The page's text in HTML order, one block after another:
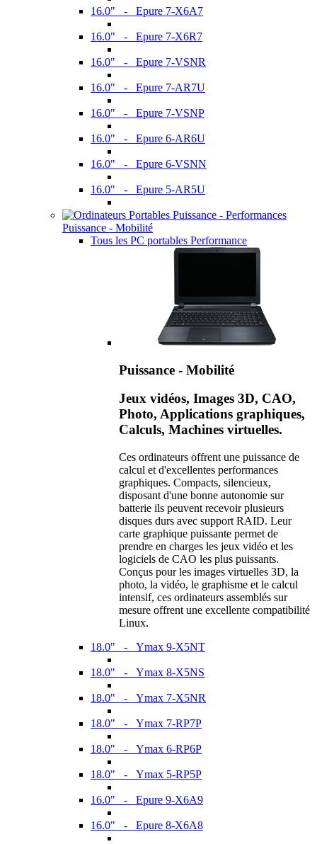
16.0" - Epure 7-X6A7
16.0" - Epure 7-X6R7
16.0" - Epure 7-VSNR
16.0" - Epure 7-AR7U
16.0" - Epure 7-VSNP
16.0" - Epure 6-AR6U
16.0" - Epure 6-VSNN
16.0" - Epure 5-AR5U
Puissance - Mobilité
Tous les PC portables Performance
Puissance - Mobilité
Jeux vidéos, Images 3D, CAO,
Photo, Applications graphiques,
Calculs, Machines virtuelles.
Ces ordinateurs offrent une puissance de
calcul et d'excellentes performances
graphiques. Compacts, silencieux,
disposant d'une bonne autonomie sur
batterie ils peuvent recevoir plusieurs
disques durs avec support RAID. Leur
carte graphique puissante permet de
prendre en charges les jeux vidéo et les
logiciels de CAO les plus puissants.
Conçus pour les images virtuelles 3D, la
photo, la vidéo, le graphisme et le calcul
intensif, ces ordinateurs assemblés sur
mesure offrent une excellente compatibilité
Linux.
18.0" - Ymax 9-X5NT
18.0" - Ymax 8-X5NS
18.0" - Ymax 7-X5NR
18.0" - Ymax 7-RP7P
18.0" - Ymax 6-RP6P
18.0" - Ymax 5-RP5P
16.0" - Epure 9-X6A9
16.0" - Epure 8-X6A8